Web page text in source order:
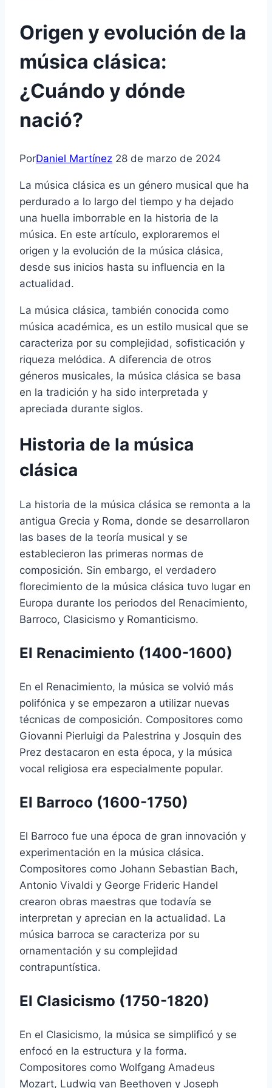
Origen y evolución de la
música clásica:
¿Cuándo y dónde
nació?
PorDaniel Martínez 28 de marzo de 2024
La música clásica es un género musical que ha
perdurado a lo largo del tiempo y ha dejado
una huella imborrable en la historia de la
música. En este artículo, exploraremos el
origen y la evolución de la música clásica,
desde sus inicios hasta su influencia en la
actualidad.
La música clásica, también conocida como
música académica, es un estilo musical que se
caracteriza por su complejidad, sofisticación y
riqueza melódica. A diferencia de otros
géneros musicales, la música clásica se basa
en la tradición y ha sido interpretada y
apreciada durante siglos.
Historia de la música
clásica
La historia de la música clásica se remonta a la
antigua Grecia y Roma, donde se desarrollaron
las bases de la teoría musical y se
establecieron las primeras normas de
composición. Sin embargo, el verdadero
florecimiento de la música clásica tuvo lugar en
Europa durante los periodos del Renacimiento,
Barroco, Clasicismo y Romanticismo.
El Renacimiento (1400-1600)
En el Renacimiento, la música se volvió más
polifónica y se empezaron a utilizar nuevas
técnicas de composición. Compositores como
Giovanni Pierluigi da Palestrina y Josquin des
Prez destacaron en esta época, y la música
vocal religiosa era especialmente popular.
El Barroco (1600-1750)
El Barroco fue una época de gran innovación y
experimentación en la música clásica.
Compositores como Johann Sebastian Bach,
Antonio Vivaldi y George Frideric Handel
crearon obras maestras que todavía se
interpretan y aprecian en la actualidad. La
música barroca se caracteriza por su
ornamentación y su complejidad
contrapuntística.
El Clasicismo (1750-1820)
En el Clasicismo, la música se simplificó y se
enfocó en la estructura y la forma.
Compositores como Wolfgang Amadeus
Mozart, Ludwig van Beethoven y Joseph